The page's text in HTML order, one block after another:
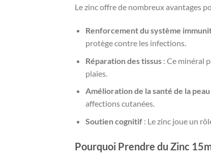
Le zinc offre de nombreux avantages
Renforcement du système
protège contre les infections.
Réparation des tissus: Ce minéral
plaies.
Amélioration de la santé de la peau
affections cutanées.
Soutien cognitif: Le zinc joue un
Pourquoi Prendre du Zinc